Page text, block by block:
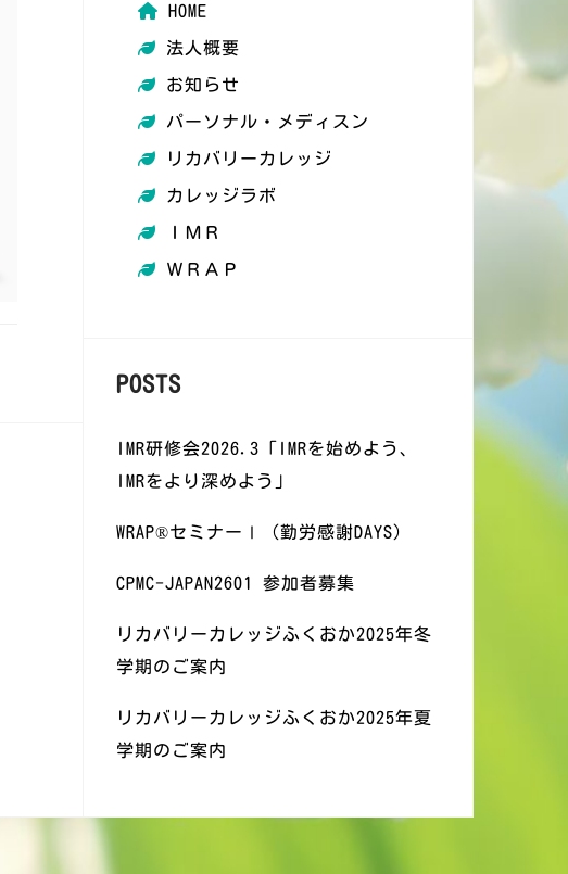
HOME
法人概要
お知らせ
パーソナル・メディスン
​リカバリーカレッジ
カレッジラボ
ＩＭＲ
ＷＲＡＰ
POSTS
IMR研修会2026.3「IMRを始めよう、
IMRをより深めよう」
WRAP®️セミナーⅠ（勤労感謝DAYS)
CPMC-JAPAN2601 参加者募集
リカバリーカレッジふくおか2025年冬
学期のご案内
リカバリーカレッジふくおか2025年夏
学期のご案内